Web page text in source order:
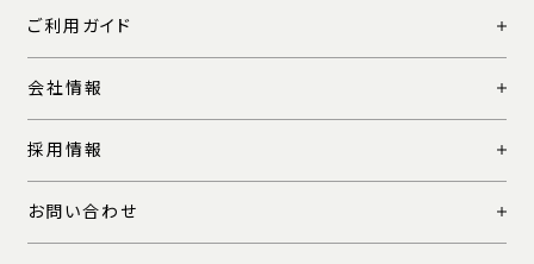
ご利用ガイド
会社情報
採用情報
お問い合わせ